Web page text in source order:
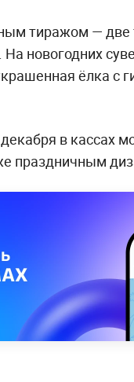
тиражом — две
новогодних
ёлка с
в кассах
праздничным